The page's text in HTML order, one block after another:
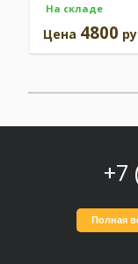
На складе
Цена 4800
+7
Полная